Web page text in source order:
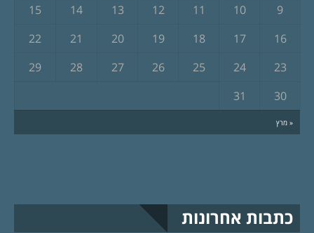
« מרץ
9
10
11
12
13
14
15
16
17
18
19
20
21
22
23
24
25
26
27
28
29
30
31
כתבות אחרונות